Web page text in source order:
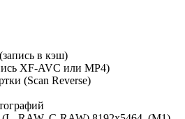
в кэш)
XF-AVC или MP4)
(Scan Reverse)